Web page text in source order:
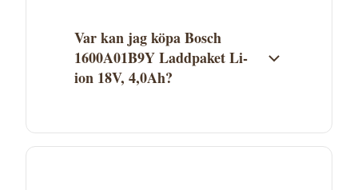
Var kan jag köpa Bosch
1600A01B9Y Laddpaket Li-
ion 18V, 4,0Ah?
4,0Ah säljs av Proffsmagasinet. Klicka på